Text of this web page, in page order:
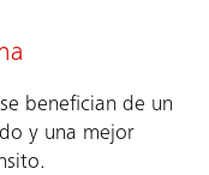
benefician de un
y una mejor